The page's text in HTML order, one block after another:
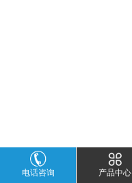
电话咨询 产品中心